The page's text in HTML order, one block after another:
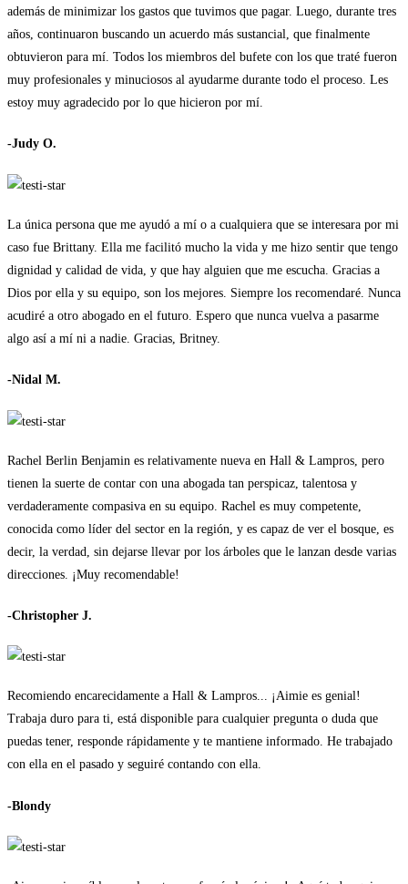
además de minimizar los gastos que tuvimos que pagar. Luego, durante tres
años, continuaron buscando un acuerdo más sustancial, que finalmente
obtuvieron para mí. Todos los miembros del bufete con los que traté fueron
muy profesionales y minuciosos al ayudarme durante todo el proceso. Les
estoy muy agradecido por lo que hicieron por mí.
-Judy O.
La única persona que me ayudó a mí o a cualquiera que se interesara por mi
caso fue Brittany. Ella me facilitó mucho la vida y me hizo sentir que tengo
dignidad y calidad de vida, y que hay alguien que me escucha. Gracias a
Dios por ella y su equipo, son los mejores. Siempre los recomendaré. Nunca
acudiré a otro abogado en el futuro. Espero que nunca vuelva a pasarme
algo así a mí ni a nadie. Gracias, Britney.
-Nidal M.
Rachel Berlin Benjamin es relativamente nueva en Hall & Lampros, pero
tienen la suerte de contar con una abogada tan perspicaz, talentosa y
verdaderamente compasiva en su equipo. Rachel es muy competente,
conocida como líder del sector en la región, y es capaz de ver el bosque, es
decir, la verdad, sin dejarse llevar por los árboles que le lanzan desde varias
direcciones. ¡Muy recomendable!
-Christopher J.
Recomiendo encarecidamente a Hall & Lampros... ¡Aimie es genial!
Trabaja duro para ti, está disponible para cualquier pregunta o duda que
puedas tener, responde rápidamente y te mantiene informado. He trabajado
con ella en el pasado y seguiré contando con ella.
-Blondy